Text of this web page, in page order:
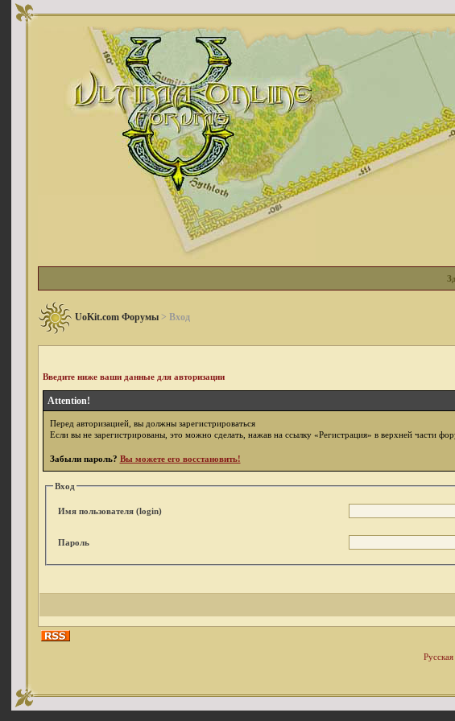
UoKit.com Форумы> Вход
Введите ниже ваши данные для авторизации
Attention!
Перед авторизацией, вы должны зарегистрироваться
Если вы не зарегистрированы, это можно сделать, нажав на ссылку «Регистрация» в верхней части
Забыли пароль? Вы можете его восстановить!
Вход
Имя пользователя (login)
Пароль